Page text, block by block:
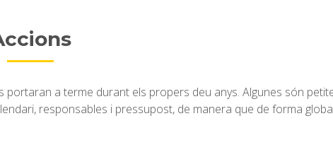
a terme durant els propers deu anys. Algunes són
responsables i pressupost, de manera que de forma